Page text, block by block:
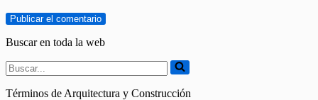
Buscar en toda la web
Buscar...
Términos de Arquitectura y Construcción